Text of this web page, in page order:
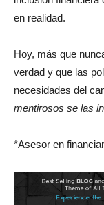
en realidad.
Hoy, más que
verdad y que las
necesidades del
mentirosos se las
*Asesor en